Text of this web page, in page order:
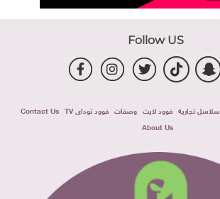
Follow US
سلاسل تجارية فوود لايت وصفات فوود توداى TV
Contact Us
About Us